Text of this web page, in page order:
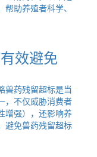
助养殖者科学、
效避免
兽药残留超标是当
，不仅威胁消费者
增强），还影响养
避免兽药残留超标